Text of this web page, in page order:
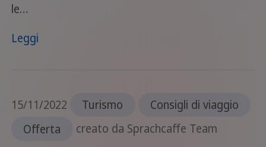
le…
Leggi
15/11/2022 Turismo
Consigli di viaggio
Offerta
creato da Sprachcaffe Team